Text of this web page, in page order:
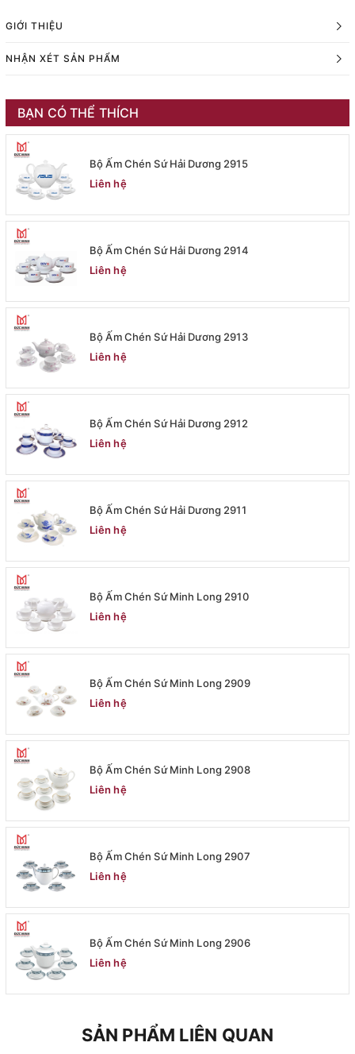
GIỚI THIỆU
NHẬN XÉT SẢN PHẨM
BẠN CÓ THỂ THÍCH
Bộ Ấm Chén Sứ Hải Dương 2915
Liên hệ
Bộ Ấm Chén Sứ Hải Dương 2914
Liên hệ
Bộ Ấm Chén Sứ Hải Dương 2913
Liên hệ
Bộ Ấm Chén Sứ Hải Dương 2912
Liên hệ
Bộ Ấm Chén Sứ Hải Dương 2911
Liên hệ
Bộ Ấm Chén Sứ Minh Long 2910
Liên hệ
Bộ Ấm Chén Sứ Minh Long 2909
Liên hệ
Bộ Ấm Chén Sứ Minh Long 2908
Liên hệ
Bộ Ấm Chén Sứ Minh Long 2907
Liên hệ
Bộ Ấm Chén Sứ Minh Long 2906
Liên hệ
SẢN PHẨM LIÊN QUAN